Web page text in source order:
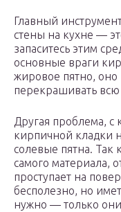
Главный
стены на кухне —
запаситесь этим
основные враги
жировое пятно, оно
перекрашивать всю
Другая проблема, с
кирпичной кладки
солевые пятна. Так
самого материала,
проступает на
бесполезно, но
нужно — только